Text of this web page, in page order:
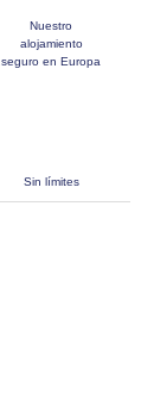
Nuestro
alojamiento
seguro en Europa
Sin límites